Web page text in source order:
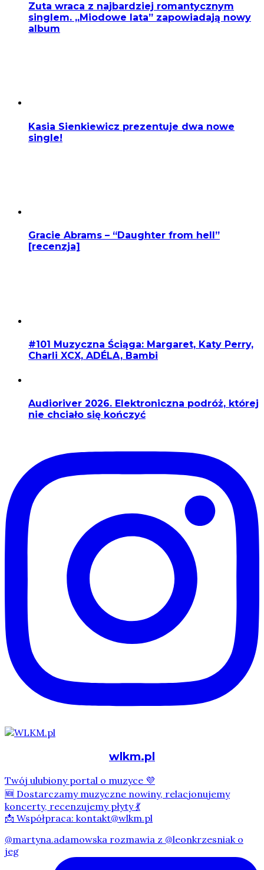
Zuta wraca z najbardziej romantycznym
singlem. „Miodowe lata” zapowiadają nowy
album
Kasia Sienkiewicz prezentuje dwa nowe
single!
Gracie Abrams – “Daughter from hell”
[recenzja]
#101 Muzyczna Ściąga: Margaret, Katy Perry,
Charli XCX, ADÉLA, Bambi
Audioriver 2026. Elektroniczna podróż, której
nie chciało się kończyć
wlkm.pl
Twój ulubiony portal o muzyce 💜
🆕 Dostarczamy muzyczne nowiny, relacjonujemy
koncerty, recenzujemy płyty 💃
📩 Współpraca: kontakt@wlkm.pl
@martyna.adamowska rozmawia z @leonkrzesniak o
jeg